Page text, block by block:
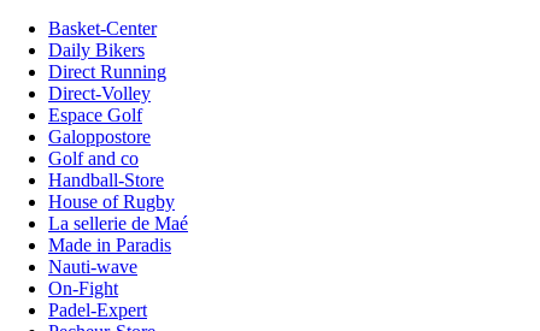
Basket-Center
Daily Bikers
Direct Running
Direct-Volley
Espace Golf
Galoppostore
Golf and co
Handball-Store
House of Rugby
La sellerie de Maé
Made in Paradis
Nauti-wave
On-Fight
Padel-Expert